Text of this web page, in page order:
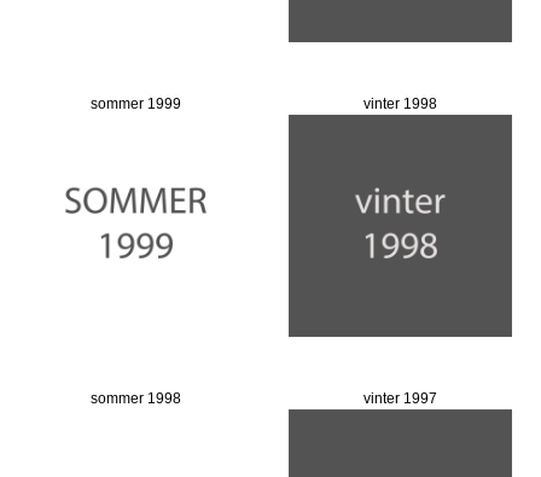
sommer 1999 vinter 1998
sommer 1998 vinter 1997